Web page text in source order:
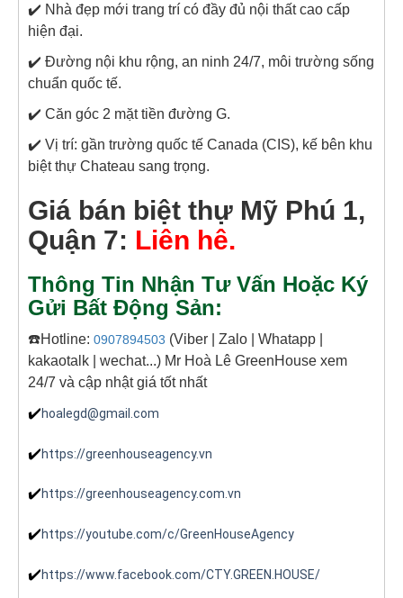
✔️ Nhà đẹp mới trang trí có đầy đủ nội thất cao cấp
hiện đại.
✔️ Đường nội khu rộng, an ninh 24/7, môi trường sống
chuẩn quốc tế.
✔️ Căn góc 2 mặt tiền đường G.
✔️ Vị trí: gần trường quốc tế Canada (CIS), kế bên khu
biệt thự Chateau sang trọng.
Giá bán biệt thự Mỹ Phú 1,
Quận 7: Liên hê.
Thông Tin Nhận Tư Vấn Hoặc Ký
Gửi Bất Động Sản:
☎️Hotline: 0907894503 (Viber | Zalo | Whatapp |
kakaotalk | wechat...) Mr Hoà Lê GreenHouse xem
24/7 và cập nhật giá tốt nhất
✔️hoalegd@gmail.com
✔️https://greenhouseagency.vn
✔️https://greenhouseagency.com.vn
✔️https://youtube.com/c/GreenHouseAgency
✔️https://www.facebook.com/CTY.GREEN.HOUSE/